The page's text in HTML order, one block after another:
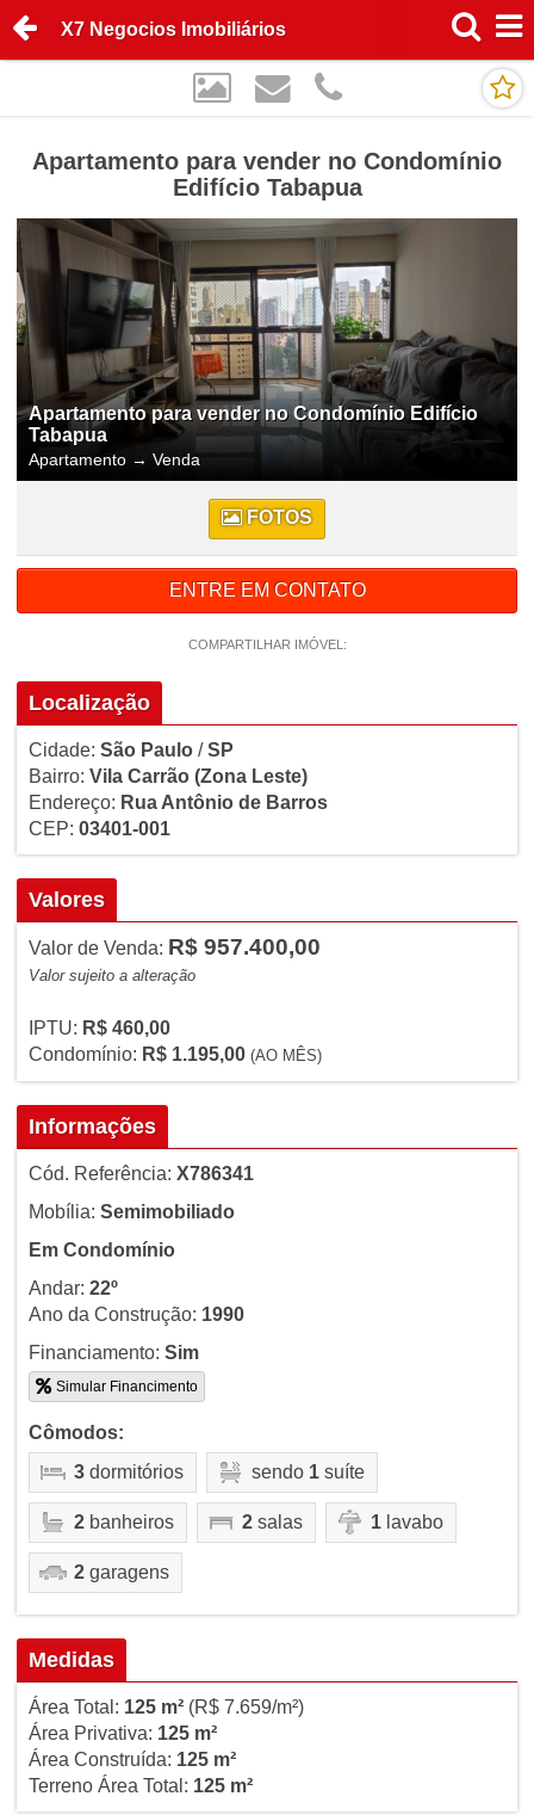
X7 Negocios Imobiliários
Apartamento para vender no Condomínio
Edifício Tabapua
Apartamento para vender no Condomínio Edifício
Tabapua
Apartamento → Venda
FOTOS
ENTRE EM CONTATO
COMPARTILHAR IMÓVEL:
Localização
Cidade: São Paulo/SP
Bairro: Vila Carrão (Zona Leste)
Endereço: Rua Antônio de Barros
CEP: 03401-001
Valores
Valor de Venda: R$ 957.400,00
Valor sujeito a alteração
IPTU: R$ 460,00
Condomínio: R$ 1.195,00 (AO MÊS)
Informações
Cód. Referência: X786341
Mobília: Semimobiliado
Em Condomínio
Andar: 22º
Ano da Construção: 1990
Financiamento: Sim
Simular Financimento
Cômodos:
3dormitórios sendo 1suíte
2banheiros 2salas 1lavabo
2garagens
Medidas
Área Total: 125 m²(R$ 7.659/m²)
Área Privativa: 125 m²
Área Construída: 125 m²
Terreno Área Total: 125 m²